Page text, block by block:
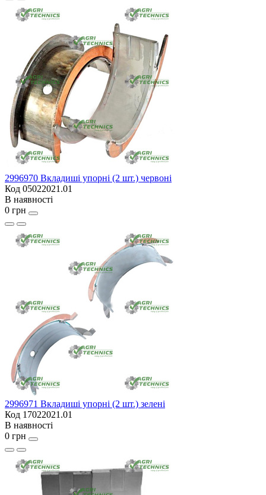
2996970 Вкладиші упорні (2 шт.) червоні
Код 05022021.01
В наявності
0 грн
2996971 Вкладиші упорні (2 шт.) зелені
Код 17022021.01
В наявності
0 грн